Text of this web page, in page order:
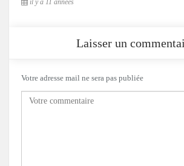
il y a 11 années
Laisser un
Votre adresse mail ne sera pas publiée